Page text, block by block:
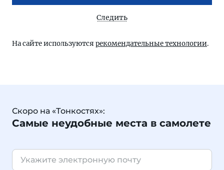
Следить
На сайте используются рекомендательные технологии.
Скоро на «Тонкостях»:
Самые неудобные места в самолете